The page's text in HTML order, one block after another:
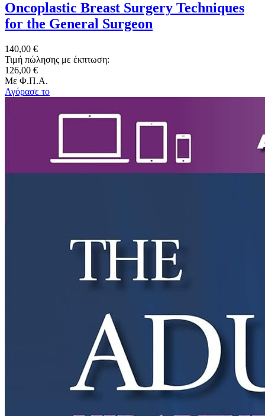
Oncoplastic Breast Surgery Techniques
for the General Surgeon
140,00 €
Τιμή πώλησης με έκπτωση:
126,00 €
Με Φ.Π.Α.
Αγόρασε το